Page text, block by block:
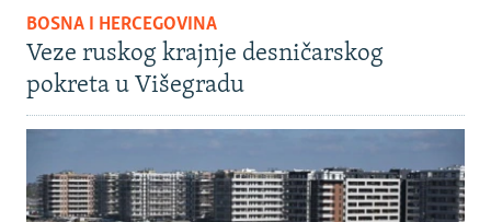
BOSNA I HERCEGOVINA
Veze ruskog krajnje desničarskog
pokreta u Višegradu